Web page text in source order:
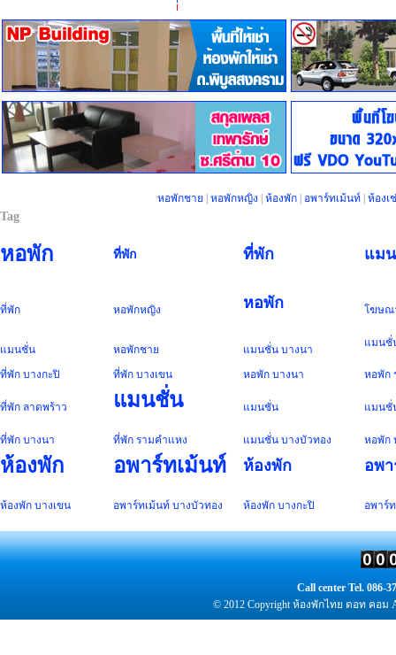
หอพักชาย |หอพักหญิง |ห้องพัก อพาร์ทเม้นท์ |ห้องเ
Tag
หอพัก ที่พัก ที่พัก แม
ที่พัก หอพักหญิง หอพัก โฆษณ
แมนชั่น หอพักชาย แมนชั่น บางนา
แมนชั่
ที่พัก บางกะปิ ที่พัก บางเขน หอพัก บางนา หอพัก
ที่พัก ลาดพร้าว แมนชั่น แมนชั่น แมนชั่
ที่พัก บางนา ที่พัก รามคำแหง แมนชั่น บางบัวทอง หอพัก
ห้องพัก อพาร์ทเม้นท์ ห้องพัก อพ
ห้องพัก บางเขน อพาร์ทเม้นท์ บางบัวทอง ห้องพัก บางกะปิ อพาร์
Call center Tel. 086-
© 2012 Copyright ห้องพักไทย ดอท คอม